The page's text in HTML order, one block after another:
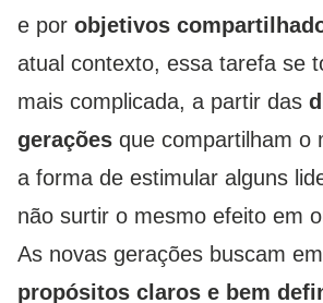
e por objetivos
atual contexto, essa tarefa se
mais complicada, a partir das
gerações que compartilham o
a forma de estimular alguns
não surtir o mesmo efeito em
As novas gerações buscam
propósitos claros e bem